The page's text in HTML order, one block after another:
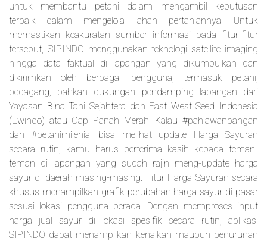
untuk membantu petani dalam mengambil keputusan
terbaik dalam mengelola lahan pertaniannya. Untuk
memastikan keakuratan sumber informasi pada fitur-fitur
tersebut, SIPINDO menggunakan teknologi satellite imaging
hingga data faktual di lapangan yang dikumpulkan dan
dikirimkan oleh berbagai pengguna, termasuk petani,
pedagang, bahkan dukungan pendamping lapangan dari
Yayasan Bina Tani Sejahtera dan East West Seed Indonesia
(Ewindo) atau Cap Panah Merah. Kalau #pahlawanpangan
dan #petanimilenial bisa melihat update Harga Sayuran
secara rutin, kamu harus berterima kasih kepada teman-
teman di lapangan yang sudah rajin meng-update harga
sayur di daerah masing-masing. Fitur Harga Sayuran secara
khusus menampilkan grafik perubahan harga sayur di pasar
sesuai lokasi pengguna berada. Dengan memproses input
harga jual sayur di lokasi spesifik secara rutin, aplikasi
SIPINDO dapat menampilkan kenaikan maupun penurunan